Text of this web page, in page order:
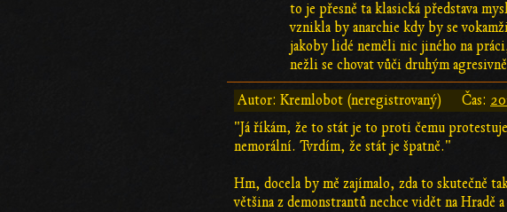
to je přesně ta klasická představa
vznikla by anarchie kdy by se
jakoby lidé neměli nic jiného na
nežli se chovat vůči druhým
Autor: Kremlobot (neregistrovaný) Čas:
"Já říkám, že to stát je to proti čemu
nemorální. Tvrdím, že stát je špatně."
Hm, docela by mě zajímalo, zda to skutečně
většina z demonstrantů nechce vidět na